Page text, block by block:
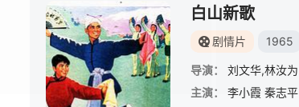
白山新歌
剧情片 1965
导演：
刘文华,林汝为
主演：
李小霞 秦志平